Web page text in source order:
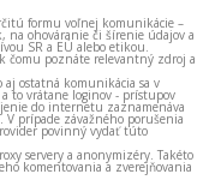
formu voľnej komunikácie –
na ohováranie či šírenie údajov a
SR a EÚ alebo etikou.
čomu poznáte relevantný zdroj a
ostatná komunikácia sa v
to vrátane loginov - prístupov
do internetu zaznamenáva
prípade závažného porušenia
povinný vydať túto
servery a anonymizéry. Takéto
komentovania a zverejňovania